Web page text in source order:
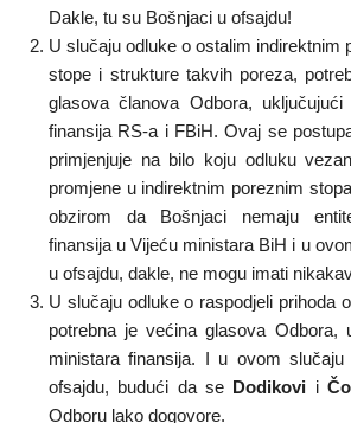
Dakle, tu su Bošnjaci u ofsajdu!
U slučaju odluke o ostalim indirektnim
stope i strukture takvih poreza,
glasova članova Odbora,
finansija RS-a i FBiH. Ovaj se
primjenjuje na bilo koju odluku
promjene u indirektnim poreznim
obzirom da Bošnjaci nemaju
finansija u Vijeću ministara BiH i u
u ofsajdu, dakle, ne mogu imati
U slučaju odluke o raspodjeli prihoda
potrebna je većina glasova Odbora,
ministara finansija. I u ovom
ofsajdu, budući da se Dodikovi i
Odboru lako dogovore.